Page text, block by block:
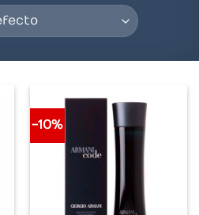
-10%